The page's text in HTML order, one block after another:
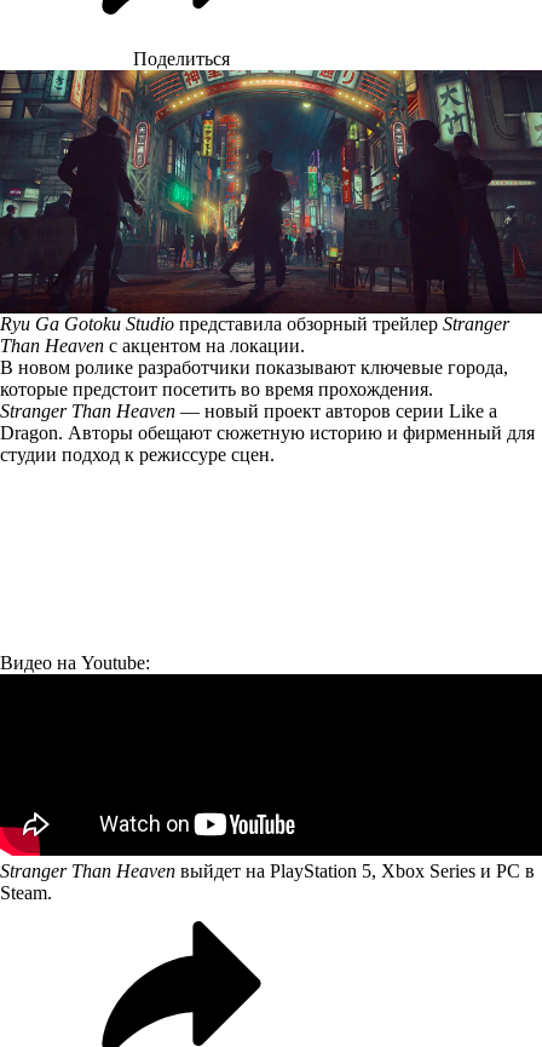
Поделиться
Ryu Ga Gotoku Studio представила обзорный трейлер Stranger
Than Heaven с акцентом на локации.
В новом ролике разработчики показывают ключевые города,
которые предстоит посетить во время прохождения.
Stranger Than Heaven — новый проект авторов серии Like a
Dragon. Авторы обещают сюжетную историю и фирменный для
студии подход к режиссуре сцен.
Видео на Youtube:
Stranger Than Heaven выйдет на PlayStation 5, Xbox Series и PC в
Steam.